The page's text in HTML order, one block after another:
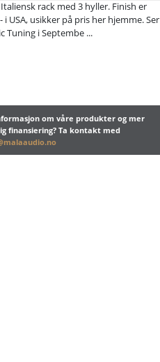
rack med 3 hyller. Finish er
i USA, usikker på pris her hjemme. Ser
Tuning i Septembe ...
om våre produkter og mer
finansiering? Ta kontakt med